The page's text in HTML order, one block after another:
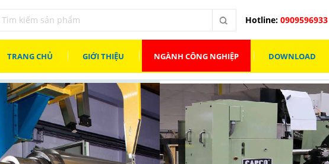
Hotline:0909596933
TRANG CHỦ GIỚI THIỆU NGÀNH CÔNG NGHIỆP DOWNLOAD